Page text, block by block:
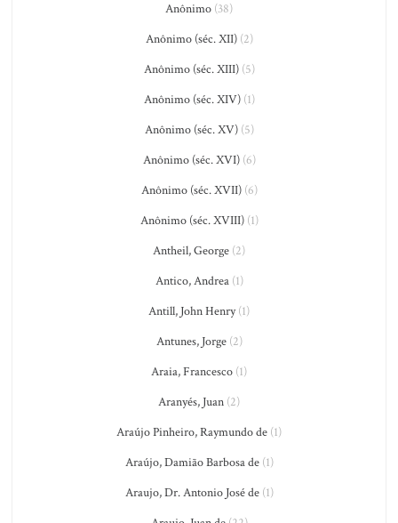
Anônimo (38)
Anônimo (séc. XII)(2)
Anônimo (séc. XIII)(5)
Anônimo (séc. XIV)(1)
Anônimo (séc. XV)(5)
Anônimo (séc. XVI)(6)
Anônimo (séc. XVII)(6)
Anônimo (séc. XVIII)(1)
Antheil, George (2)
Antico, Andrea(1)
Antill, John Henry(1)
Antunes, Jorge(2)
Araia, Francesco (1)
Aranyés, Juan (2)
Araújo Pinheiro, Raymundo de (1)
Araújo, Damião Barbosa de(1)
Araujo, Dr. Antonio José de(1)